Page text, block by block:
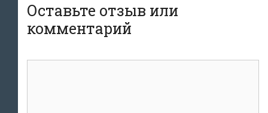
Оставьте отзыв или
комментарий